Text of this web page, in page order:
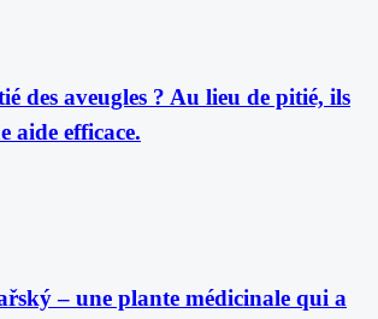
des aveugles ? Au lieu de pitié, ils
aide efficace.
– une plante médicinale qui a